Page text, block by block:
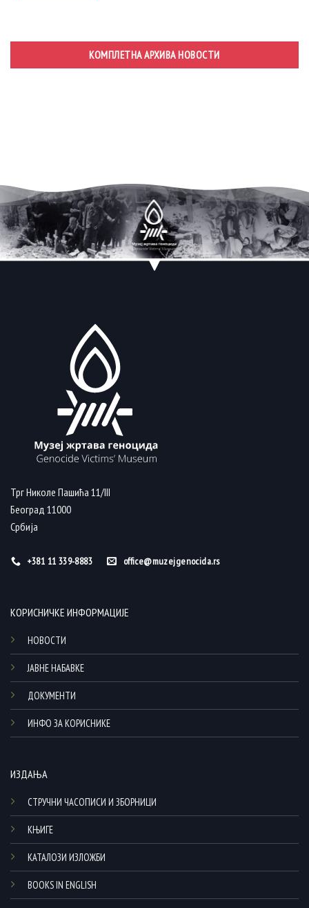
КОМПЛЕТНА АРХИВА НОВОСТИ
Трг Николе Пашића 11/III
Београд 11000
Србија
+381 11 339-8883 office@muzejgenocida.rs
КОРИСНИЧКЕ ИНФОРМАЦИЈЕ
НОВОСТИ
ЈАВНЕ НАБАВКЕ
ДОКУМЕНТИ
ИНФО ЗА КОРИСНИКЕ
ИЗДАЊА
СТРУЧНИ ЧАСОПИСИ И ЗБОРНИЦИ
КЊИГЕ
КАТАЛОЗИ ИЗЛОЖБИ
BOOKS IN ENGLISH